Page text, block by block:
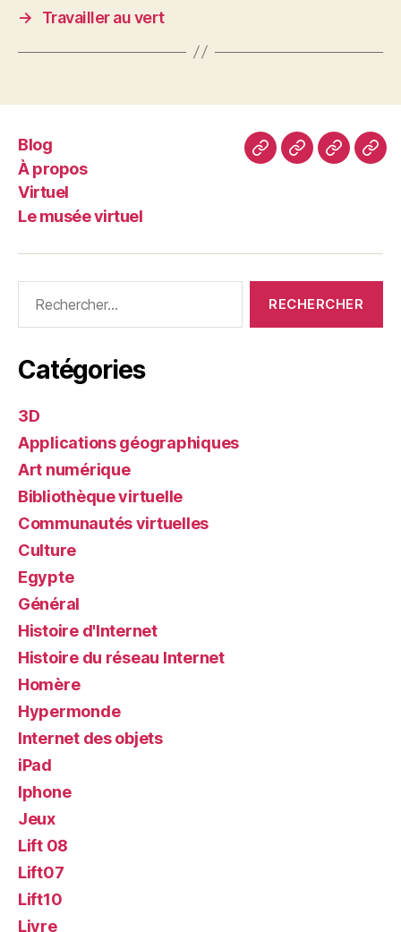
→
Travailler au vert
Blog
À propos
Virtuel
Le musée virtuel
BlogÀ
VirtuelLe
Catégories
3D
Applications géographiques
Art numérique
Bibliothèque virtuelle
Communautés virtuelles
Culture
Egypte
Général
Histoire d'Internet
Histoire du réseau Internet
Homère
Hypermonde
Internet des objets
iPad
Iphone
Jeux
Lift 08
Lift07
Lift10
Livre